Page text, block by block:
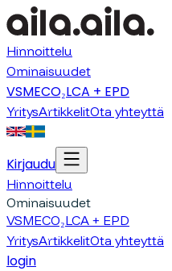
Hinnoittelu
Ominaisuudet
VSMECO₂LCA + EPD
YritysArtikkelitOta yhteyttä
Kirjaudu
Hinnoittelu
Ominaisuudet
VSMECO₂LCA + EPD
YritysArtikkelitOta yhteyttä
login